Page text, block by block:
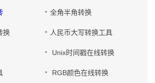
全角半角转换
换 人民币大写转换工具
Unix时间戳在线转换
RGB颜色在线转换